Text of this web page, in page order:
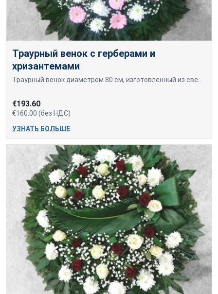
Траурный венок с герберами и
хризантемами
€193.60
€160.00 (без НДС)
УЗНАТЬ БОЛЬШЕ